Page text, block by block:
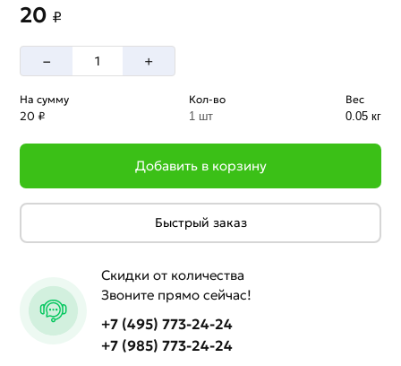
20 ₽
– +
На сумму
20 ₽
Кол-во
1 шт
Вес
0.05 кг
Добавить в корзину
Быстрый заказ
Скидки от количества
Звоните прямо сейчас!
+7 (495) 773-24-24
+7 (985) 773-24-24